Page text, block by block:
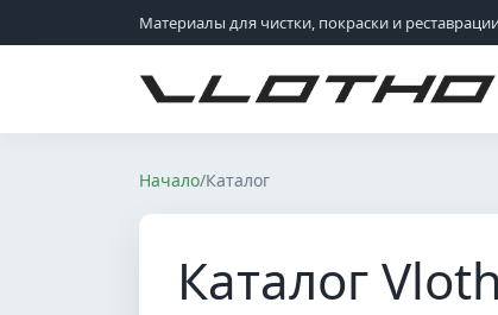
Материалы для чистки, покраски и
VLOTHO
Начало/Каталог
Каталог